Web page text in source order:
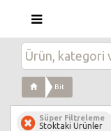
Bit
Süper Filtreleme
Stoktaki Ürünler